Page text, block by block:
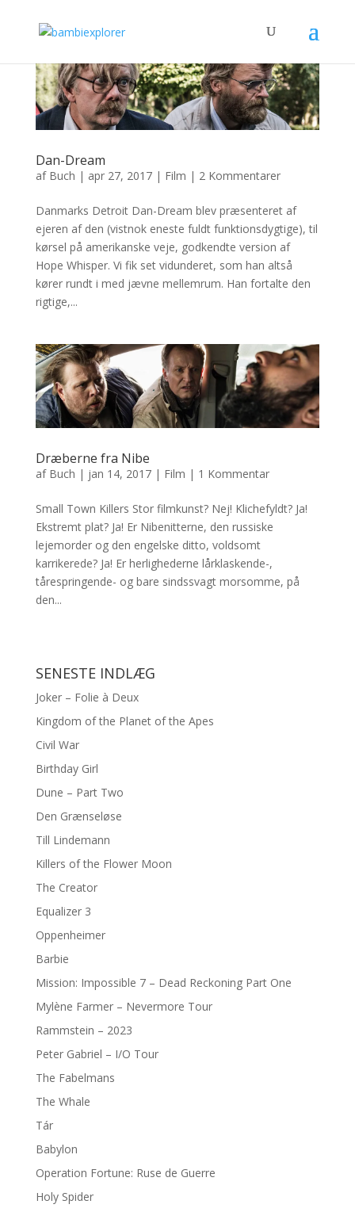
Dan-Dream
af Buch | apr 27, 2017| Film | 2 Kommentarer
Danmarks Detroit Dan-Dream blev præsenteret af
ejeren af den (vistnok eneste fuldt funktionsdygtige), til
kørsel på amerikanske veje, godkendte version af
Hope Whisper. Vi fik set vidunderet, som han altså
kører rundt i med jævne mellemrum. Han fortalte den
rigtige,...
Dræberne fra Nibe
af Buch | jan 14, 2017| Film | 1 Kommentar
Small Town Killers Stor filmkunst? Nej! Klichefyldt? Ja!
Ekstremt plat? Ja! Er Nibenitterne, den russiske
lejemorder og den engelske ditto, voldsomt
karrikerede? Ja! Er herlighederne lårklaskende-,
tårespringende- og bare sindssvagt morsomme, på
den...
SENESTE INDLÆG
Joker – Folie à Deux
Kingdom of the Planet of the Apes
Civil War
Birthday Girl
Dune – Part Two
Den Grænseløse
Till Lindemann
Killers of the Flower Moon
The Creator
Equalizer 3
Oppenheimer
Barbie
Mission: Impossible 7 – Dead Reckoning Part One
Mylène Farmer – Nevermore Tour
Rammstein – 2023
Peter Gabriel – I/O Tour
The Fabelmans
The Whale
Tár
Babylon
Operation Fortune: Ruse de Guerre
Holy Spider